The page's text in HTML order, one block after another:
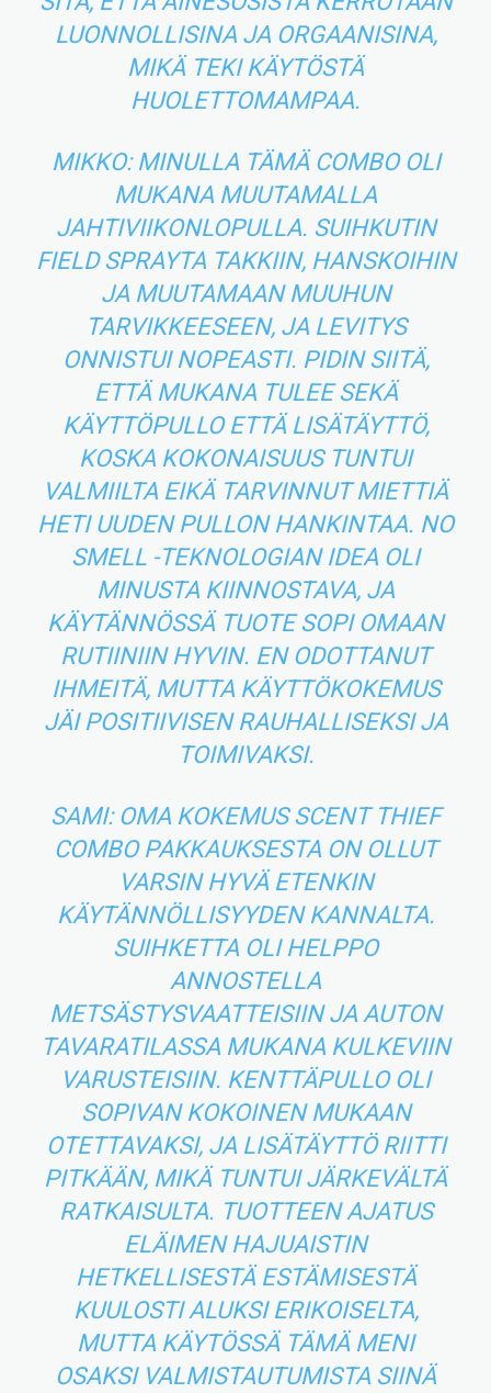
LUONNOLLISINA JA ORGAANISINA,
MIKÄ TEKI KÄYTÖSTÄ
HUOLETTOMAMPAA.
MIKKO: MINULLA TÄMÄ COMBO OLI
MUKANA MUUTAMALLA
JAHTIVIIKONLOPULLA. SUIHKUTIN
FIELD SPRAYTA TAKKIIN, HANSKOIHIN
JA MUUTAMAAN MUUHUN
TARVIKKEESEEN, JA LEVITYS
ONNISTUI NOPEASTI. PIDIN SIITÄ,
ETTÄ MUKANA TULEE SEKÄ
KÄYTTÖPULLO ETTÄ LISÄTÄYTTÖ,
KOSKA KOKONAISUUS TUNTUI
VALMIILTA EIKÄ TARVINNUT MIETTIÄ
HETI UUDEN PULLON HANKINTAA. NO
SMELL -TEKNOLOGIAN IDEA OLI
MINUSTA KIINNOSTAVA, JA
KÄYTÄNNÖSSÄ TUOTE SOPI OMAAN
RUTIINIIN HYVIN. EN ODOTTANUT
IHMEITÄ, MUTTA KÄYTTÖKOKEMUS
JÄI POSITIIVISEN RAUHALLISEKSI JA
TOIMIVAKSI.
SAMI: OMA KOKEMUS SCENT THIEF
COMBO PAKKAUKSESTA ON OLLUT
VARSIN HYVÄ ETENKIN
KÄYTÄNNÖLLISYYDEN KANNALTA.
SUIHKETTA OLI HELPPO
ANNOSTELLA
METSÄSTYSVAATTEISIIN JA AUTON
TAVARATILASSA MUKANA KULKEVIIN
VARUSTEISIIN. KENTTÄPULLO OLI
SOPIVAN KOKOINEN MUKAAN
OTETTAVAKSI, JA LISÄTÄYTTÖ RIITTI
PITKÄÄN, MIKÄ TUNTUI JÄRKEVÄLTÄ
RATKAISULTA. TUOTTEEN AJATUS
ELÄIMEN HAJUAISTIN
HETKELLISESTÄ ESTÄMISESTÄ
KUULOSTI ALUKSI ERIKOISELTA,
MUTTA KÄYTÖSSÄ TÄMÄ MENI
OSAKSI VALMISTAUTUMISTA SIINÄ